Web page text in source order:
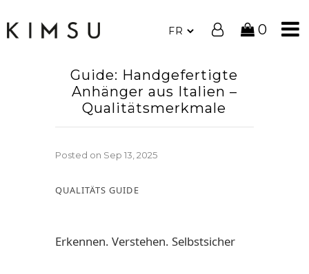
0
Guide: Handgefertigte
Anhänger aus Italien –
Qualitätsmerkmale
Posted on Sep 13, 2025
QUALITÄTS GUIDE
Erkennen. Verstehen. Selbstsicher